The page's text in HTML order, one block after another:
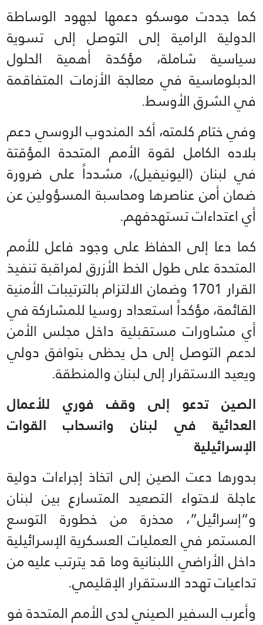
كما جددت موسكو دعمها لجهود الوساطة
الدولية الرامية إلى التوصل إلى تسوية
سياسية شاملة، مؤكدة أهمية الحلول
الدبلوماسية في معالجة الأزمات المتفاقمة
في الشرق الأوسط.
وفي ختام كلمته، أكد المندوب الروسي دعم
بلاده الكامل لقوة الأمم المتحدة المؤقتة
في لبنان (اليونيفيل)، مشدداً على ضرورة
ضمان أمن عناصرها ومحاسبة المسؤولين عن
أي اعتداءات تستهدفهم.
كما دعا إلى الحفاظ على وجود فاعل للأمم
المتحدة على طول الخط الأزرق لمراقبة تنفيذ
القرار 1701 وضمان الالتزام بالترتيبات الأمنية
القائمة، مؤكداً استعداد روسيا للمشاركة في
أي مشاورات مستقبلية داخل مجلس الأمن
لدعم التوصل إلى حل يحظى بتوافق دولي
ويعيد الاستقرار إلى لبنان والمنطقة.
الصين تدعو إلى وقف فوري للأعمال
العدائية في لبنان وانسحاب القوات
الإسرائيلية
بدورها دعت الصين إلى اتخاذ إجراءات دولية
عاجلة لاحتواء التصعيد المتسارع بين لبنان
و”إسرائيل”، محذرة من خطورة التوسع
المستمر في العمليات العسكرية الإسرائيلية
داخل الأراضي اللبنانية وما قد يترتب عليه من
تداعيات تهدد الاستقرار الإقليمي.
وأعرب السفير الصيني لدى الأمم المتحدة فو